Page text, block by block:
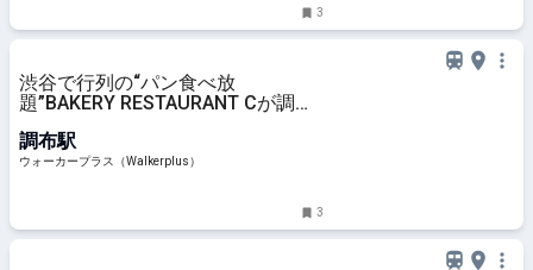
3
渋谷で行列の“パン食べ放
題”BAKERY RESTAURANT Cが調布
響は？最大200組待ちの日も！｜ウ
ォーカープラス
調布駅
ウォーカープラス（Walkerplus）
3